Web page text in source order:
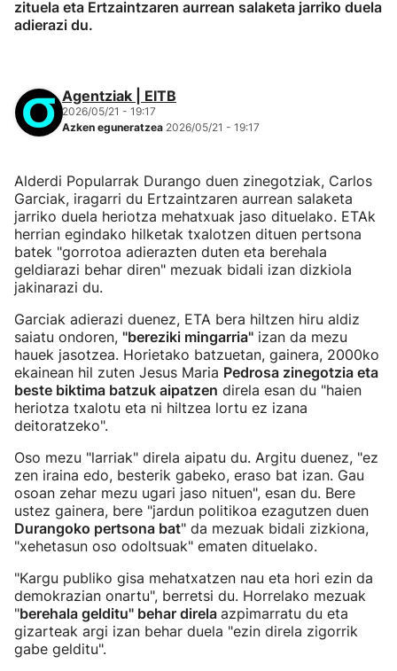
zituela eta Ertzaintzaren aurrean salaketa jarriko duela
adierazi du.
Agentziak | EITB
2026/05/21 - 19:17
Azken eguneratzea 2026/05/21 - 19:17
Alderdi Popularrak Durango duen zinegotziak, Carlos
Garciak, iragarri du Ertzaintzaren aurrean salaketa
jarriko duela heriotza mehatxuak jaso dituelako. ETAk
herrian egindako hilketak txalotzen dituen pertsona
batek "gorrotoa adierazten duten eta berehala
geldiarazi behar diren" mezuak bidali izan dizkiola
jakinarazi du.
Garciak adierazi duenez, ETA bera hiltzen hiru aldiz
saiatu ondoren, "bereziki mingarria" izan da mezu
hauek jasotzea. Horietako batzuetan, gainera, 2000ko
ekainean hil zuten Jesus Maria Pedrosa zinegotzia eta
beste biktima batzuk aipatzen direla esan du "haien
heriotza txalotu eta ni hiltzea lortu ez izana
deitoratzeko".
Oso mezu "larriak" direla aipatu du. Argitu duenez, "ez
zen iraina edo, besterik gabeko, eraso bat izan. Gau
osoan zehar mezu ugari jaso nituen", esan du. Bere
ustez gainera, bere "jardun politikoa ezagutzen duen
Durangoko pertsona bat" da mezuak bidali zizkiona,
"xehetasun oso odoltsuak" ematen dituelako.
"Kargu publiko gisa mehatxatzen nau eta hori ezin da
demokrazian onartu", berretsi du. Horrelako mezuak
"berehala gelditu" behar direla azpimarratu du eta
gizarteak argi izan behar duela "ezin direla zigorrik
gabe gelditu".